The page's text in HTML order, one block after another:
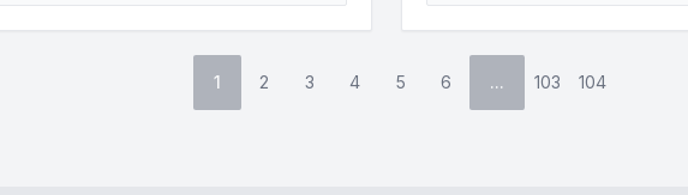
1 2 3 4 5 6 ... 103 104